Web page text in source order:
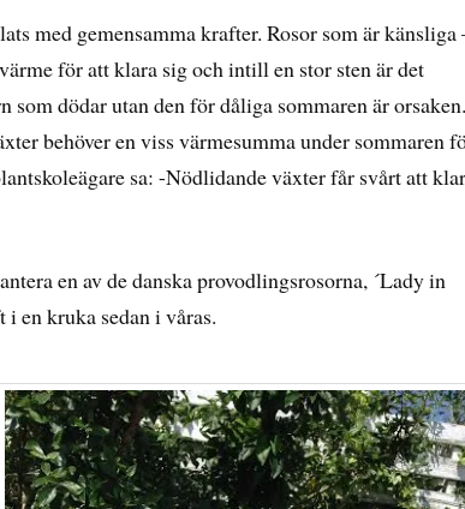
med gemensamma krafter. Rosor som är känsliga
för att klara sig och intill en stor sten är det
dödar utan den för dåliga sommaren är orsaken.
behöver en viss värmesumma under sommaren
sa: -Nödlidande växter får svårt att
en av de danska provodlingsrosorna, ´Lady in
i en kruka sedan i våras.